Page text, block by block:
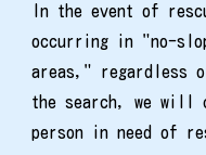
In the event of
occurring in "no-
areas," regardless
the search, we will
person in need of